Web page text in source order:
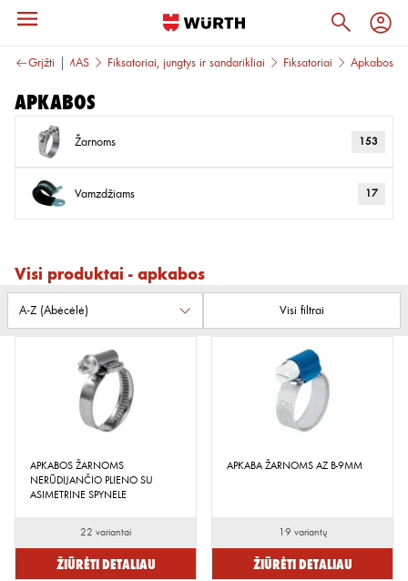
Grįžti
TVIRTINIMAS Fiksatoriai, jungtys ir sandarikliai Fiksatoriai Apkabos
Apkabos
Žarnoms 153
Vamzdžiams 17
Visi produktai - apkabos
Visi filtrai
APKABOS ŽARNOMS
NERŪDIJANČIO PLIENO SU
ASIMETRINE SPYNELE
22 variantai
Žiūrėti detaliau
APKABA ŽARNOMS AZ B-9MM
19 variantų
Žiūrėti detaliau